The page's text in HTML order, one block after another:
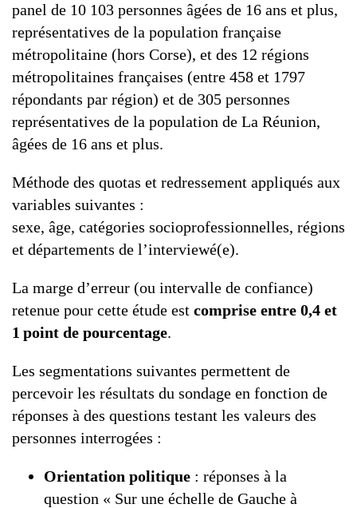
panel de 10 103 personnes âgées de 16 ans et plus,
représentatives de la population française
métropolitaine (hors Corse), et des 12 régions
métropolitaines françaises (entre 458 et 1797
répondants par région) et de 305 personnes
représentatives de la population de La Réunion,
âgées de 16 ans et plus.
Méthode des quotas et redressement appliqués aux
variables suivantes :
sexe, âge, catégories socioprofessionnelles, régions
et départements de l’interviewé(e).
La marge d’erreur (ou intervalle de confiance)
retenue pour cette étude est comprise entre 0,4 et
1 point de pourcentage.
Les segmentations suivantes permettent de
percevoir les résultats du sondage en fonction de
réponses à des questions testant les valeurs des
personnes interrogées :
Orientation politique : réponses à la
question « Sur une échelle de Gauche à